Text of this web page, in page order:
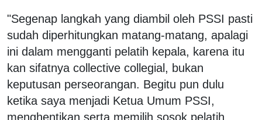
"Segenap langkah yang diambil oleh PSSI pasti
sudah diperhitungkan matang-matang, apalagi
ini dalam mengganti pelatih kepala, karena itu
kan sifatnya collective collegial, bukan
keputusan perseorangan. Begitu pun dulu
ketika saya menjadi Ketua Umum PSSI,
menghentikan serta memilih sosok pelatih